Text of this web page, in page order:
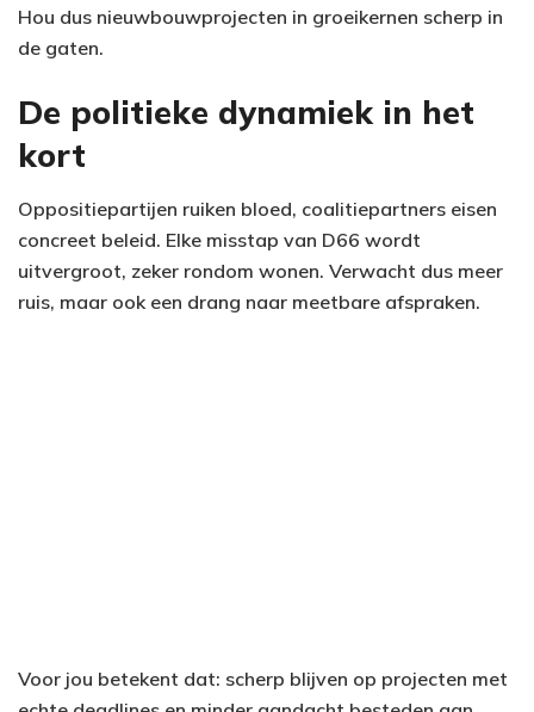
Hou dus nieuwbouwprojecten in groeikernen scherp in
de gaten.
De politieke dynamiek in het
kort
Oppositiepartijen ruiken bloed, coalitiepartners eisen
concreet beleid. Elke misstap van D66 wordt
uitvergroot, zeker rondom wonen. Verwacht dus meer
ruis, maar ook een drang naar meetbare afspraken.
Voor jou betekent dat: scherp blijven op projecten met